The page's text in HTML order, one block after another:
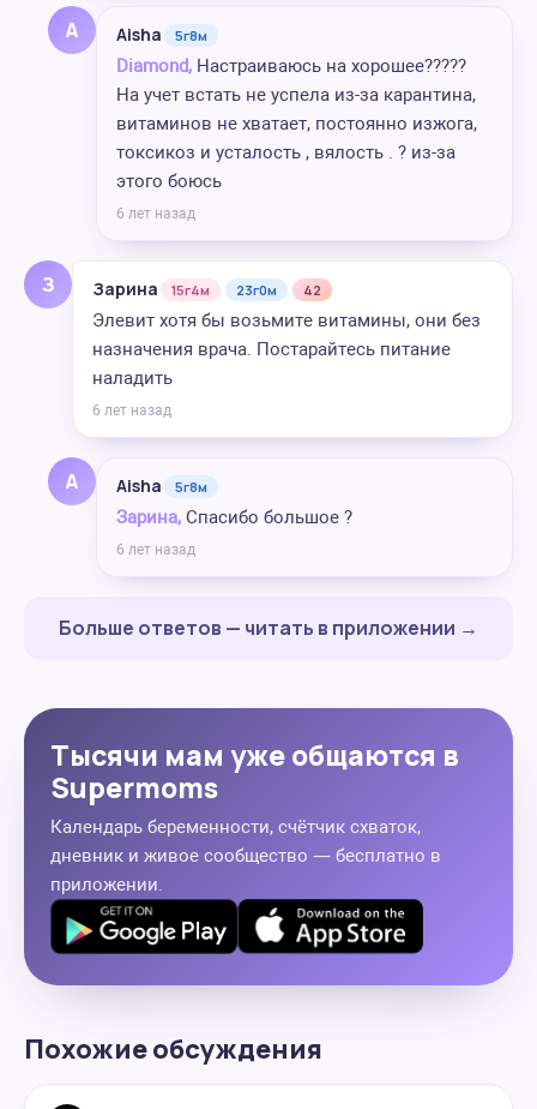
A Aisha 5г8м
Diamond, Настраиваюсь на хорошее?????
На учет встать не успела из-за карантина,
витаминов не хватает, постоянно изжога,
токсикоз и усталость , вялость . ? из-за
этого боюсь
6 лет назад
З Зарина 15г4м 23г0м 42
Элевит хотя бы возьмите витамины, они без
назначения врача. Постарайтесь питание
наладить
6 лет назад
A Aisha 5г8м
Зарина, Спасибо большое ?
6 лет назад
Больше ответов — читать в приложении →
Тысячи мам уже общаются в
Supermoms
Календарь беременности, счётчик схваток,
дневник и живое сообщество — бесплатно в
приложении.
Похожие обсуждения